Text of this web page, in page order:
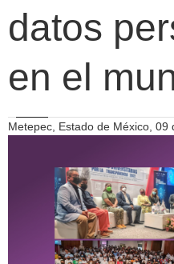
datos
en el
Metepec, Estado de México, 09